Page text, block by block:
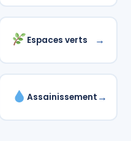
Espaces verts →
Assainissement →